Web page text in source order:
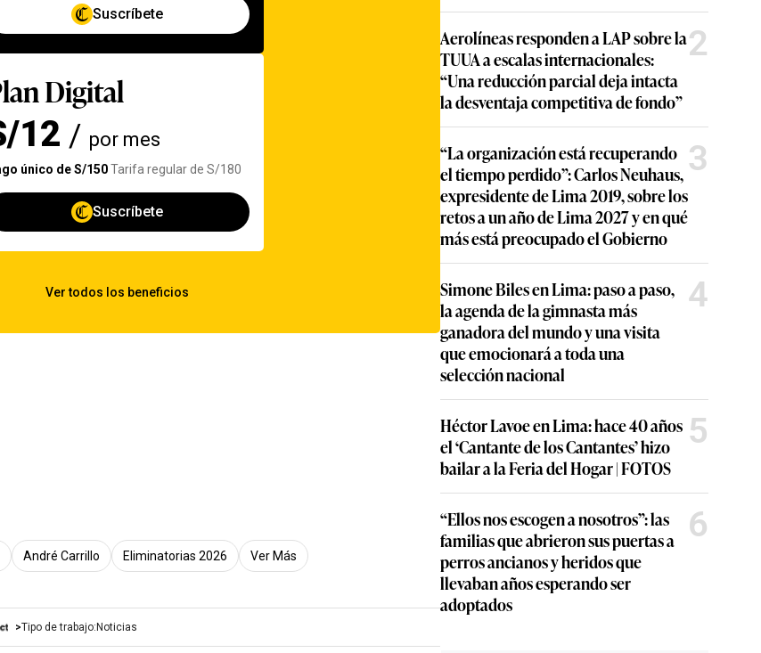
André Carrillo Eliminatorias 2026 Ver Más
Tipo de trabajo: Noticias
Aerolíneas responden a LAP sobre la
TUUA a escalas internacionales:
“Una reducción parcial deja intacta
la desventaja competitiva de fondo”
2
“La organización está recuperando
el tiempo perdido”: Carlos Neuhaus,
expresidente de Lima 2019, sobre los
retos a un año de Lima 2027 y en qué
más está preocupado el Gobierno
3
Simone Biles en Lima: paso a paso,
la agenda de la gimnasta más
ganadora del mundo y una visita
que emocionará a toda una
selección nacional
4
Héctor Lavoe en Lima: hace 40 años
el ‘Cantante de los Cantantes’ hizo
bailar a la Feria del Hogar | FOTOS
5
“Ellos nos escogen a nosotros”: las
familias que abrieron sus puertas a
perros ancianos y heridos que
llevaban años esperando ser
adoptados
6